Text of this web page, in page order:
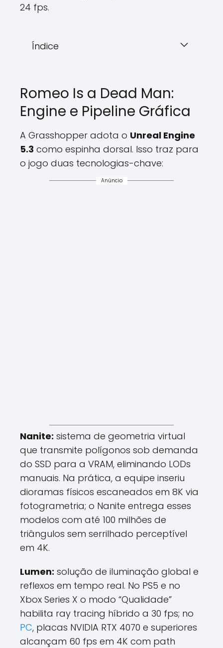
24 fps.
Índice
Romeo Is a Dead Man:
Engine e Pipeline Gráfica
A Grasshopper adota o Unreal Engine
5.3 como espinha dorsal. Isso traz para
o jogo duas tecnologias-chave:
Anúncio
Nanite: sistema de geometria virtual
que transmite polígonos sob demanda
do SSD para a VRAM, eliminando LODs
manuais. Na prática, a equipe inseriu
dioramas físicos escaneados em 8K via
fotogrametria; o Nanite entrega esses
modelos com até 100 milhões de
triângulos sem serrilhado perceptível
em 4K.
Lumen: solução de iluminação global e
reflexos em tempo real. No PS5 e no
Xbox Series X o modo “Qualidade”
habilita ray tracing híbrido a 30 fps; no
PC, placas NVIDIA RTX 4070 e superiores
alcançam 60 fps em 4K com path